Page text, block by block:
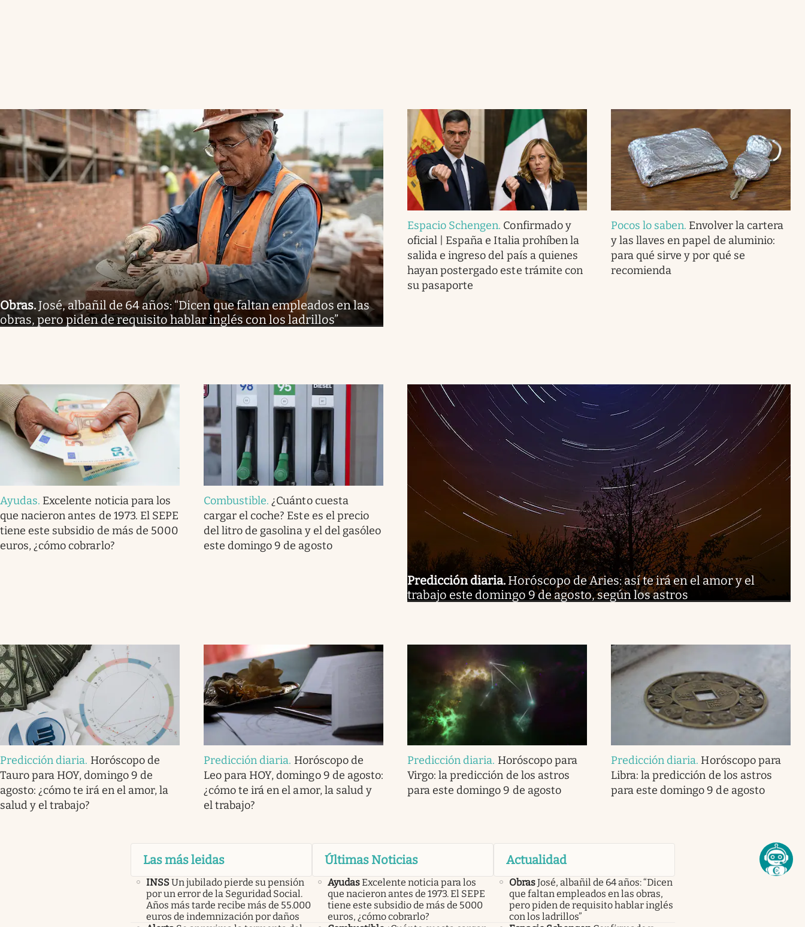
Obras.José, albañil de 64 años: “Dicen que faltan empleados en las
obras, pero piden de requisito hablar inglés con los ladrillos”
Espacio Schengen. Confirmado y
oficial | España e Italia prohíben la
salida e ingreso del país a quienes
hayan postergado este trámite con
su pasaporte
Pocos lo saben. Envolver la cartera
y las llaves en papel de aluminio:
para qué sirve y por qué se
recomienda
Ayudas. Excelente noticia para los
que nacieron antes de 1973. El SEPE
tiene este subsidio de más de 5000
euros, ¿cómo cobrarlo?
Combustible. ¿Cuánto cuesta
cargar el coche? Este es el precio
del litro de gasolina y el del gasóleo
este domingo 9 de agosto
Predicción diaria.Horóscopo de Aries: así te irá en el amor y el
trabajo este domingo 9 de agosto, según los astros
Predicción diaria. Horóscopo de
Tauro para HOY, domingo 9 de
agosto: ¿cómo te irá en el amor, la
salud y el trabajo?
Predicción diaria. Horóscopo de
Leo para HOY, domingo 9 de agosto:
¿cómo te irá en el amor, la salud y
el trabajo?
Predicción diaria. Horóscopo para
Virgo: la predicción de los astros
para este domingo 9 de agosto
Predicción diaria. Horóscopo para
Libra: la predicción de los astros
para este domingo 9 de agosto
Las más leidas
INSSUn jubilado pierde su pensión
por un error de la Seguridad Social.
Años más tarde recibe más de 55.000
euros de indemnización por daños
Últimas Noticias
AyudasExcelente noticia para los
que nacieron antes de 1973. El SEPE
tiene este subsidio de más de 5000
euros, ¿cómo cobrarlo?
Actualidad
ObrasJosé, albañil de 64 años: “Dicen
que faltan empleados en las obras,
pero piden de requisito hablar inglés
con los ladrillos”